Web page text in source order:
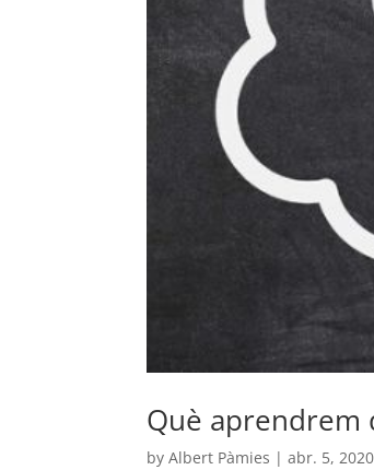
Què aprendrem
byAlbert Pàmies |abr. 5, 2020